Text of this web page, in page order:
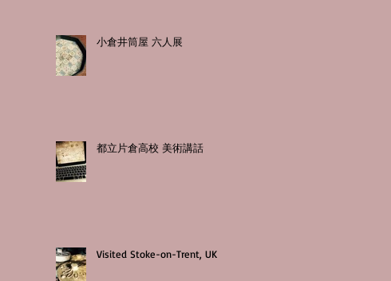
小倉井筒屋 六人展
都立片倉高校 美術講話
Visited Stoke-on-Trent, UK